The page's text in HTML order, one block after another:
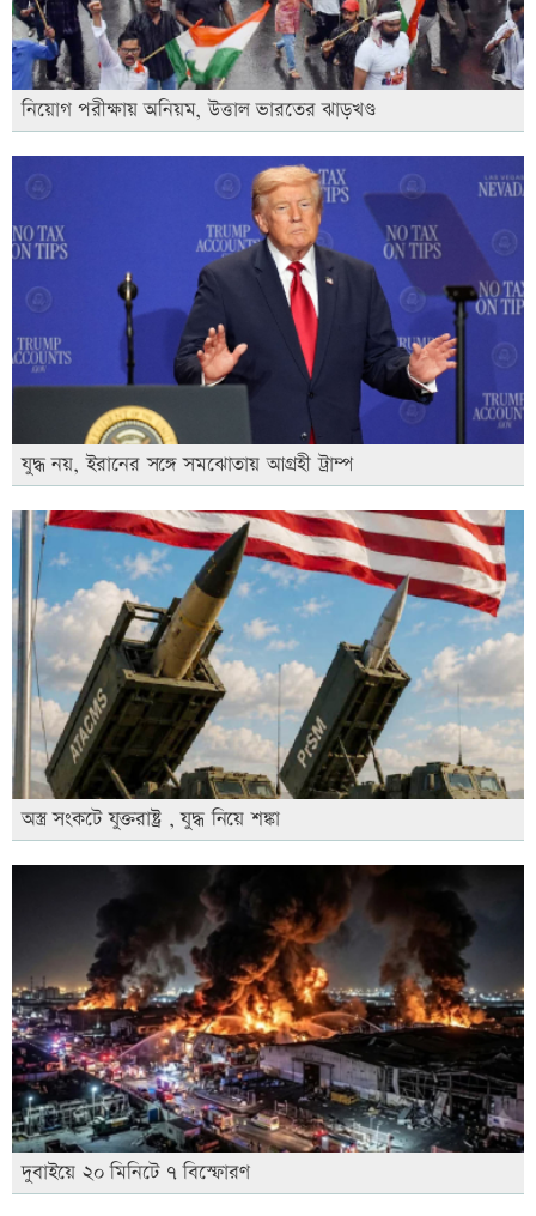
নিয়োগ পরীক্ষায় অনিয়ম, উত্তাল ভারতের ঝাড়খণ্ড
যুদ্ধ নয়, ইরানের সঙ্গে সমঝোতায় আগ্রহী ট্রাম্প
অস্ত্র সংকটে যুক্তরাষ্ট্র , যুদ্ধ নিয়ে শঙ্কা
দুবাইয়ে ২০ মিনিটে ৭ বিস্ফোরণ